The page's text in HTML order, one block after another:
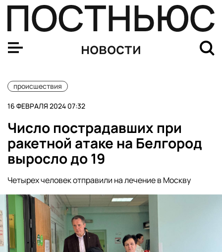
новости
происшествия
16 ФЕВРАЛЯ 2024 07:32
Число пострадавших при
ракетной атаке на Белгород
выросло до 19
Четырех человек отправили на лечение в Москву
Число пострадавших в Белгороде в результате